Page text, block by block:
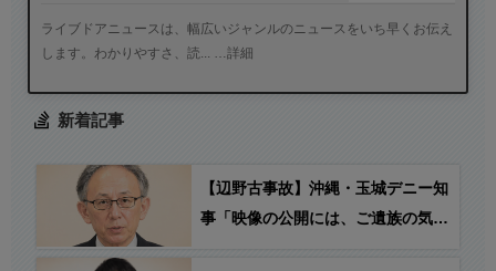
ライブドアニュースは、幅広いジャンルのニュースをいち早くお伝え
します。わかりやすさ、読... …詳細
新着記事
【辺野古事故】沖縄・玉城デニー知
事「映像の公開には、ご遺族の気持